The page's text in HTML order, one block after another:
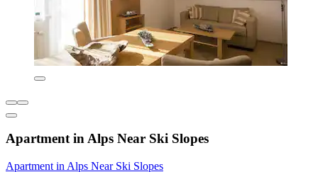
Apartment in Alps Near Ski Slopes
Apartment in Alps Near Ski Slopes